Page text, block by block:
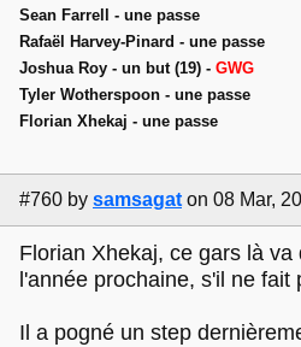
Sean Farrell - une passe
Rafaël Harvey-Pinard - une passe
Joshua Roy - un but (19) - GWG
Tyler Wotherspoon - une passe
Florian Xhekaj - une passe
#760 by samsagat on 08 Mar,
Florian Xhekaj, ce gars là va
l'année prochaine, s'il ne fait
Il a pogné un step